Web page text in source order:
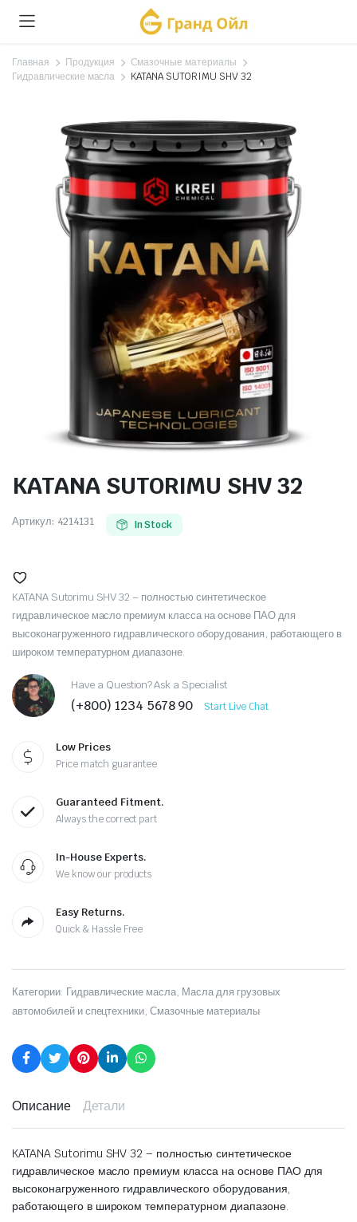
Главная Продукция
Смазочные материалы
Гидравлические масла
KATANA SUTORIMU SHV 32
KATANA SUTORIMU SHV 32
Артикул: 4214131 In Stock
KATANA Sutorimu SHV 32 – полностью синтетическое
гидравлическое масло премиум класса на основе ПАО для
высоконагруженного гидравлического оборудования, работающего в
широком температурном диапазоне.
Have a Question? Ask a Specialist
(+800) 1234 5678 90 Start Live Chat
Low Prices
Price match guarantee
Guaranteed Fitment.
Always the correct part
In-House Experts.
We know our products
Easy Returns.
Quick & Hassle Free
Категории: Гидравлические масла, Масла для грузовых
автомобилей и спецтехники,Смазочные материалы
Описание Детали
KATANA Sutorimu SHV 32 – полностью синтетическое
гидравлическое масло премиум класса на основе ПАО для
высоконагруженного гидравлического оборудования,
работающего в широком температурном диапазоне.